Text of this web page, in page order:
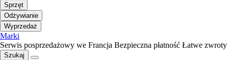
Sprzęt
Odżywianie
Wyprzedaż
Marki
Serwis posprzedażowy we Francja Bezpieczna płatność Łatwe zwroty
Szukaj